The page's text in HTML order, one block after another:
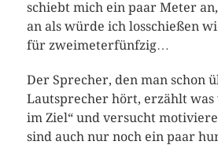
schiebt mich ein paar Meter
an als würde ich losschießen
für zweimeterfünfzig…
Der Sprecher, den man schon
Lautsprecher hört, erzählt was
im Ziel“ und versucht
sind auch nur noch ein paar